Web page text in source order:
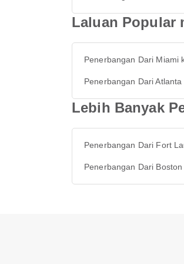
Laluan Popular
Penerbangan Dari Miami
Penerbangan Dari
Lebih Banyak
Penerbangan Dari Fort
Penerbangan Dari Boston